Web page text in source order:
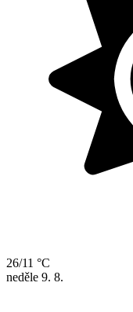
26/11 °C
neděle 9. 8.